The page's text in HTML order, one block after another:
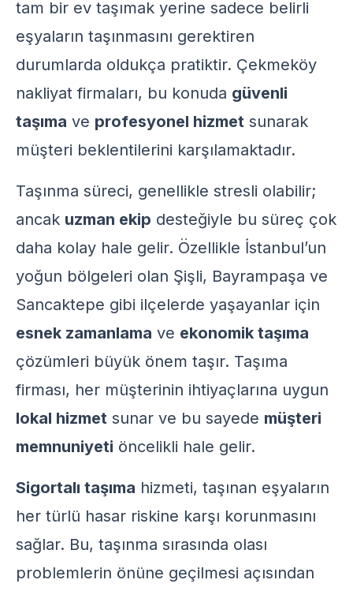
tam bir ev taşımak yerine sadece belirli
eşyaların taşınmasını gerektiren
durumlarda oldukça pratiktir. Çekmeköy
nakliyat firmaları, bu konuda güvenli
taşıma ve profesyonel hizmet sunarak
müşteri beklentilerini karşılamaktadır.
Taşınma süreci, genellikle stresli olabilir;
ancak uzman ekip desteğiyle bu süreç çok
daha kolay hale gelir. Özellikle İstanbul’un
yoğun bölgeleri olan Şişli, Bayrampaşa ve
Sancaktepe gibi ilçelerde yaşayanlar için
esnek zamanlama ve ekonomik taşıma
çözümleri büyük önem taşır. Taşıma
firması, her müşterinin ihtiyaçlarına uygun
lokal hizmet sunar ve bu sayede müşteri
memnuniyeti öncelikli hale gelir.
Sigortalı taşıma hizmeti, taşınan eşyaların
her türlü hasar riskine karşı korunmasını
sağlar. Bu, taşınma sırasında olası
problemlerin önüne geçilmesi açısından